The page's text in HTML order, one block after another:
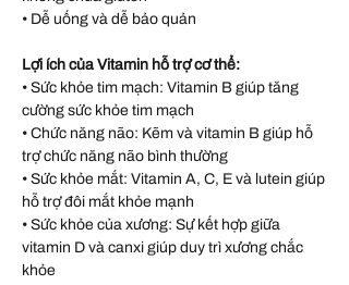
• Dễ uống và dễ bảo quản
Lợi ích của Vitamin hỗ trợ cơ thể:
• Sức khỏe tim mạch: Vitamin B giúp tăng
cường sức khỏe tim mạch
• Chức năng não: Kẽm và vitamin B giúp hỗ
trợ chức năng não bình thường
• Sức khỏe mắt: Vitamin A, C, E và lutein giúp
hỗ trợ đôi mắt khỏe mạnh
• Sức khỏe của xương: Sự kết hợp giữa
vitamin D và canxi giúp duy trì xương chắc
khỏe